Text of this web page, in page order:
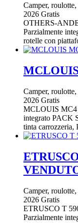
Camper, roulotte,
2026 Gratis
OTHERS-
Parzialmente
rotelle con
Camper, roulotte,
2026 Gratis
MCLOUIS MC4
integrato PACK
tinta carrozzeria,
Camper, roulotte,
2026 Gratis
ETRUSCO T
Parzialmente